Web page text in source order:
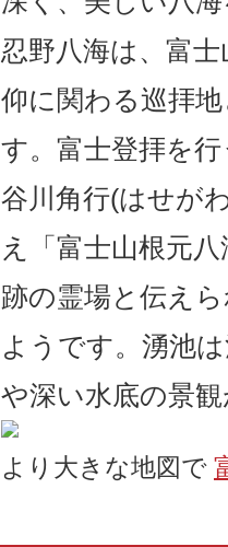
忍野八海は、富
仰に関わる巡拝
す。富士登拝を
谷川角行(はせが
え「富士山根元
跡の霊場と伝え
ようです。湧池
や深い水底の景
より大きな地図で